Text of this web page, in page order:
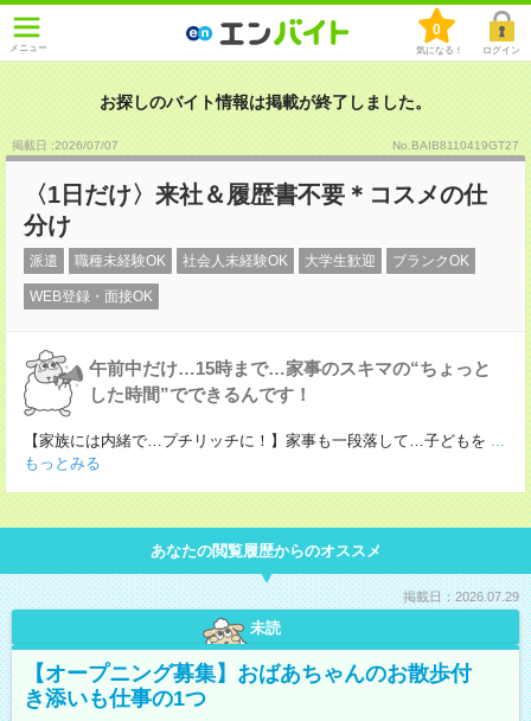
メニュー
0
気になる！ ログイン
お探しのバイト情報は掲載が終了しました。
掲載日 :2026/07/07 No.BAIB8110419GT27
〈1日だけ〉来社＆履歴書不要＊コスメの仕
分け
派遣 職種未経験OK 社会人未経験OK 大学生歓迎 ブランクOK
WEB登録・面接OK
午前中だけ…15時まで…家事のスキマの“ちょっと
した時間”でできるんです！
【家族には内緒で…プチリッチに！】家事も一段落して…子どもを ...
もっとみる
あなたの閲覧履歴からのオススメ
掲載日：2026.07.29
未読
【オープニング募集】おばあちゃんのお散歩付
き添いも仕事の1つ